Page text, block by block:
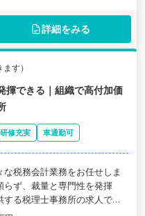
詳細をみる
す）
揮できる｜組織で高付加価
研修充実 車通勤可
税務会計業務をお任せしま
ず、裁量と専門性を発揮
する税理士事務所の求人で